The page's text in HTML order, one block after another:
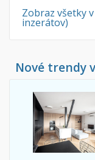
Zobraz všetky
inzerátov)
Nové trendy